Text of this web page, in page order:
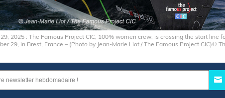
29, 2025 : The Famous Project CIC, 100% women crew, is crossing the start line
29, in Brest, France – (Photo by Jean-Marie Liot / The Famous Project CIC)©